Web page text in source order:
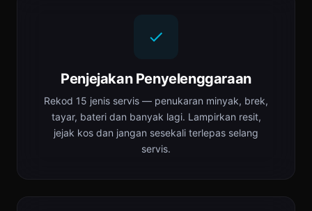
Penjejakan Penyelenggaraan
Rekod 15 jenis servis — penukaran minyak, brek,
tayar, bateri dan banyak lagi. Lampirkan resit,
jejak kos dan jangan sesekali terlepas selang
servis.